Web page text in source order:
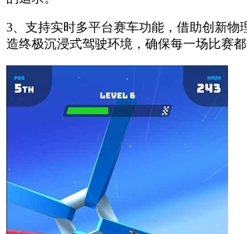
3、支持实时多平台赛车功能，借助创新物
造终极沉浸式驾驶环境，确保每一场比赛都